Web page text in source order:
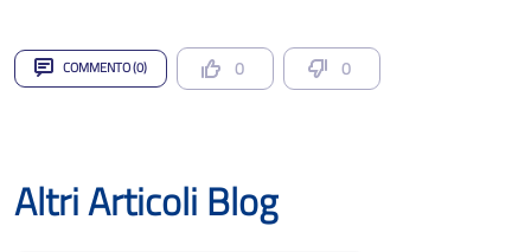
COMMENTO (0) 0 0
Altri Articoli Blog